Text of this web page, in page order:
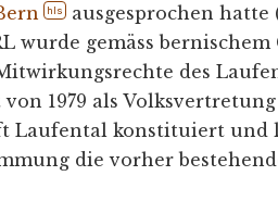
hls ausgesprochen hatte
wurde gemäss bernischem
des
1979 als
Laufental konstituiert und
die vorher